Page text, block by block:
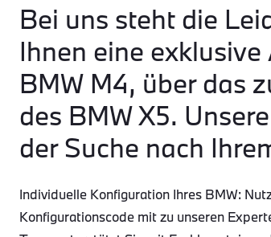
Bei uns steht die
Ihnen eine
BMW M4, über das
des BMW X5.
der Suche nach
Individuelle Konfiguration Ihres BMW:
Konfigurationscode mit zu unseren